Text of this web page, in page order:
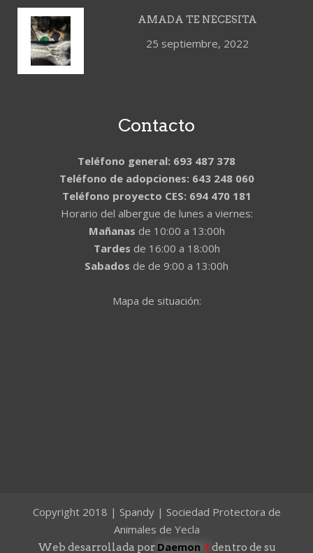
AMADA TE NECESITA
25 septiembre, 2022
Contacto
Teléfono general: 693 487 378
Teléfono de adopciones: 643 248 060
Teléfono proyecto CES: 694 470 181
Horario del albergue de lunes a viernes:
Mañanas de 10:00 a 13:00h
Tardes de 16:00 a 18:00h
Sabados de de 9:00 a 13:00h
Mapa de situación:
Copyright 2018 | Spandy | Sociedad Protectora de
Animales de Yecla
Web desarrollada por Daemon 4dentro de su